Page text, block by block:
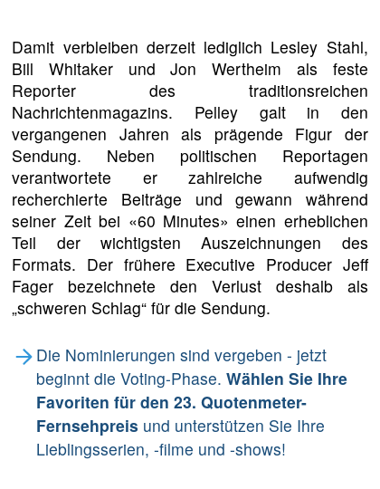
Damit verbleiben derzeit lediglich Lesley Stahl,
Bill Whitaker und Jon Wertheim als feste
Reporter des traditionsreichen
Nachrichtenmagazins. Pelley galt in den
vergangenen Jahren als prägende Figur der
Sendung. Neben politischen Reportagen
verantwortete er zahlreiche aufwendig
recherchierte Beiträge und gewann während
seiner Zeit bei «60 Minutes» einen erheblichen
Teil der wichtigsten Auszeichnungen des
Formats. Der frühere Executive Producer Jeff
Fager bezeichnete den Verlust deshalb als
„schweren Schlag“ für die Sendung.
Die Nominierungen sind vergeben - jetzt
beginnt die Voting-Phase. Wählen Sie Ihre
Favoriten für den 23. Quotenmeter-
Fernsehpreis und unterstützen Sie Ihre
Lieblingsserien, -filme und -shows!